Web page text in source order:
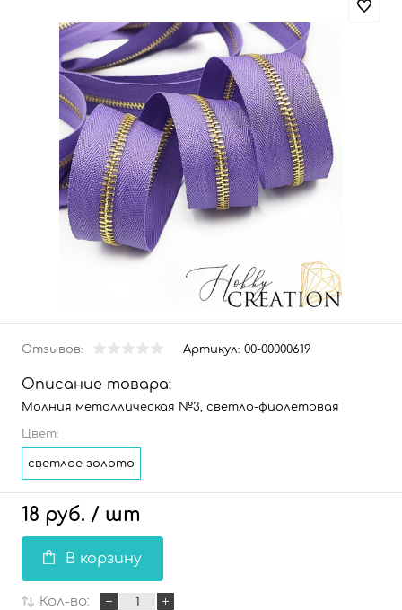
Отзывов: Артикул: 00-00000619
Описание товара:
Молния металлическая №3, светло-фиолетовая
Цвет:
светлое золото
18 руб. / шт
В корзину
Кол-во: